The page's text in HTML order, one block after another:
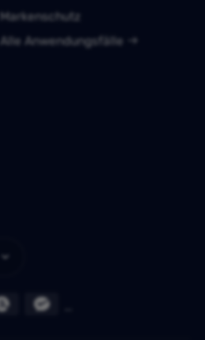
Markenschutz
Alle Anwendungsfälle